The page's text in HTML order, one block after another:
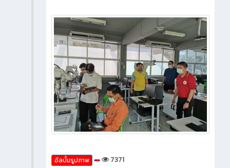
อัลบั้มรูปภาพ 7371